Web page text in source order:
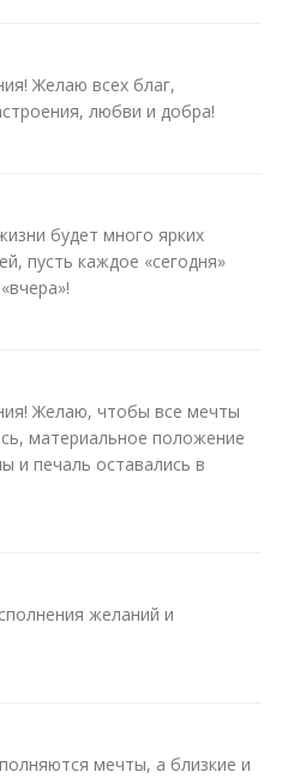
Желаю всех благ,
любви и добра!
будет много ярких
пусть каждое «сегодня»
Желаю, чтобы все мечты
материальное положение
и печаль оставались в
желаний и
мечты, а близкие и